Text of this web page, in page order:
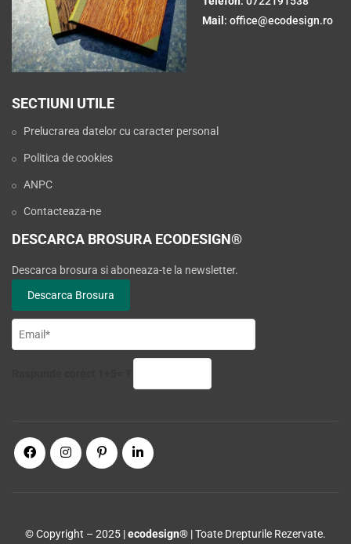
Mail : office@ecodesign.ro
SECTIUNI UTILE
Prelucrarea datelor cu caracter personal
Politica de cookies
ANPC
Contacteaza-ne
DESCARCA BROSURA ECODESIGN®
Descarca brosura si aboneaza-te la newsletter.
© Copyright – 2025 |ecodesign® | Toate Drepturile Rezervate.